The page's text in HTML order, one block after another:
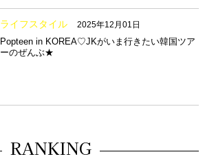
ライフスタイル 2025年12月01日
Popteen in KOREA♡JKがいま行きたい韓国ツア
ーのぜんぶ★
RANKING